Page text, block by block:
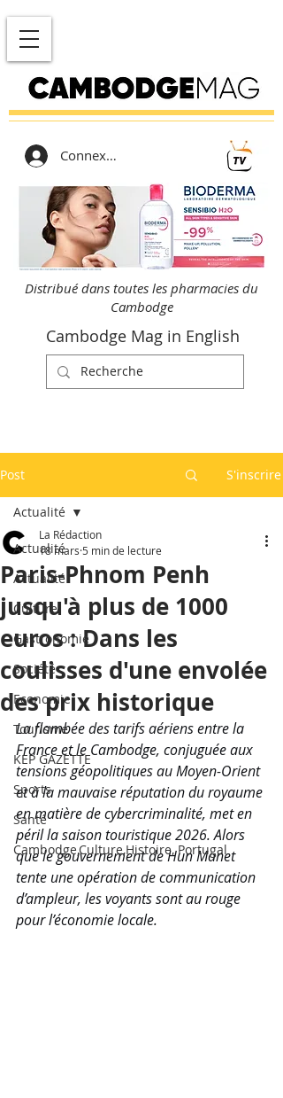
Connexion
Distribué dans toutes les pharmacies du
Cambodge
Cambodge Mag in English
Post S'inscrire
Actualité
Actualité
Culture
Gastronomie
Société
Economie
Tourisme
KEP GAZETTE
Sports
Santé
Cambodge,Culture,Histoire, Portugal
Actualité
Paris-Phnom Penh
jusqu'à plus de 1000
euros : Dans les
coulisses d'une envolée
des prix historique
La Rédaction
18 mars 5 min de lecture
La flambée des tarifs aériens entre la
France et le Cambodge, conjuguée aux
tensions géopolitiques au Moyen-Orient
et à la mauvaise réputation du royaume
en matière de cybercriminalité, met en
péril la saison touristique 2026. Alors
que le gouvernement de Hun Manet
tente une opération de communication
d’ampleur, les voyants sont au rouge
pour l’économie locale.